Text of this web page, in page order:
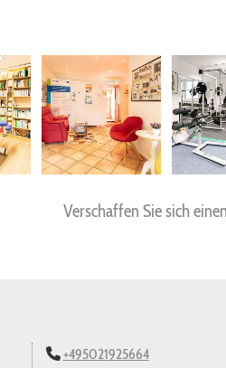
Ver­schaf­fen Sie sich
 +495021925664